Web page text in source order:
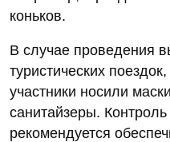
коньков.
В случае проведения
туристических
участники носили
санитайзеры.
рекомендуется